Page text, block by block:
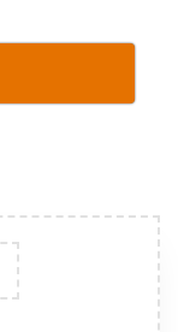
donc
dangereuse.